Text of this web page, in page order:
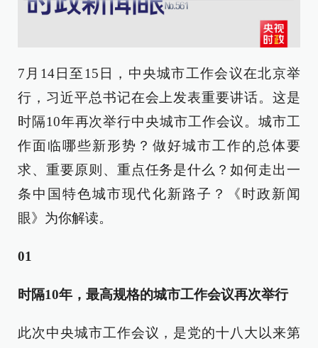
7月14日至15日，中央城市工作会议在北京举
行，习近平总书记在会上发表重要讲话。这是
时隔10年再次举行中央城市工作会议。城市工
作面临哪些新形势？做好城市工作的总体要
求、重要原则、重点任务是什么？如何走出一
条中国特色城市现代化新路子？《时政新闻
眼》为你解读。
01
时隔10年，最高规格的城市工作会议再次举行
此次中央城市工作会议，是党的十八大以来第